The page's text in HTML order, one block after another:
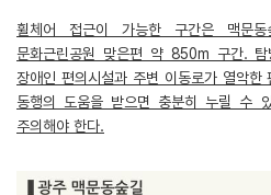
휠체어 접근이 가능한 구간은 맥문
문화근린공원 맞은편 약 850m 구간. 탐
장애인 편의시설과 주변 이동로가 열악한
동행의 도움을 받으면 충분히 누릴 수
주의해야 한다.